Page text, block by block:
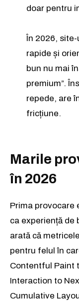
doar pentru
În 2026,
rapide și
bun nu mai
premium”.
repede, are
fricțiune.
Marile
în 2026
Prima provocare
ca experiență de
arată că
pentru felul în
Contentful Paint
Interaction to
Cumulative